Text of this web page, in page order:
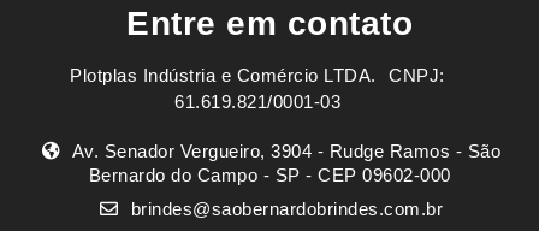
Entre em contato
Plotplas Indústria e Comércio LTDA. ㅤㅤㅤ CNPJ:
61.619.821/0001-03
Av. Senador Vergueiro, 3904 - Rudge Ramos - São
Bernardo do Campo - SP - CEP 09602-000
brindes@saobernardobrindes.com.br